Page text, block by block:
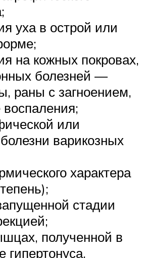
уха в острой или
на кожных покровах,
болезней —
раны с загноением,
или
варикозных
характера
стадии
полученной в
гипертонуса.